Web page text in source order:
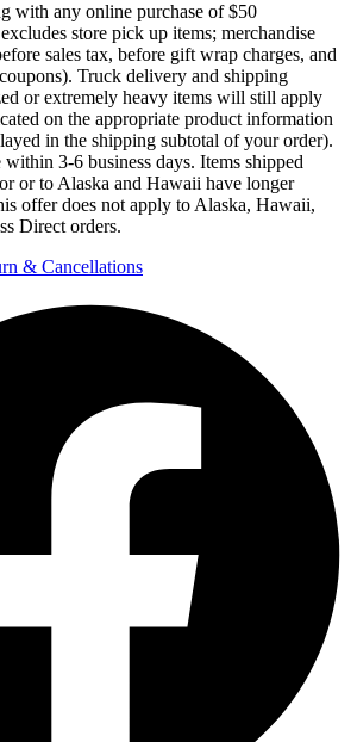
with any online purchase of $50
store pick up items; merchandise
sales tax, before gift wrap charges, and
Truck delivery and shipping
or extremely heavy items will still apply
on the appropriate product information
in the shipping subtotal of your order).
3-6 business days. Items shipped
or to Alaska and Hawaii have longer
offer does not apply to Alaska, Hawaii,
Direct orders.
& Cancellations